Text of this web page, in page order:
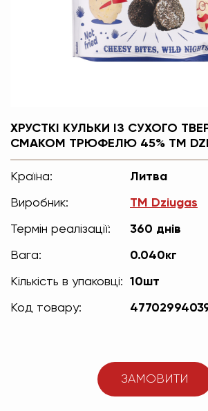
ХРУСТКІ КУЛЬКИ ІЗ СУХОГО
СМАКОМ ТРЮФЕЛЮ 45% ТМ
Країна: Литва
Виробник: TM Dziugas
Термін реалізації: 360 днів
Вага: 0.040кг
Кількість в упаковці: 10шт
Код товару:
ЗАМОВИТИ